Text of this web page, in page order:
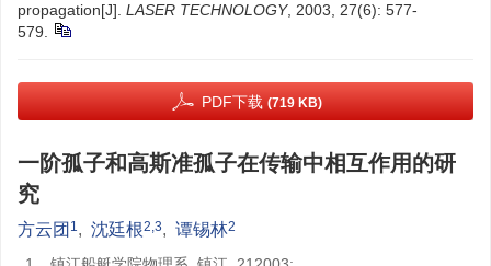
propagation[J]. LASER TECHNOLOGY, 2003, 27(6): 577-
579.
PDF下载 (719 KB)
一阶孤子和高斯准孤子在传输中相互作用的研
究
方云团 1, 沈廷根2,3, 谭锡林2